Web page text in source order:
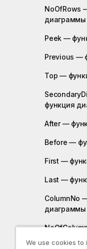
NoOfRows
диаграммы
Peek —
Previous —
Top —
функция
After —
Before —
First —
Last —
ColumnNo
диаграммы
We use cookies